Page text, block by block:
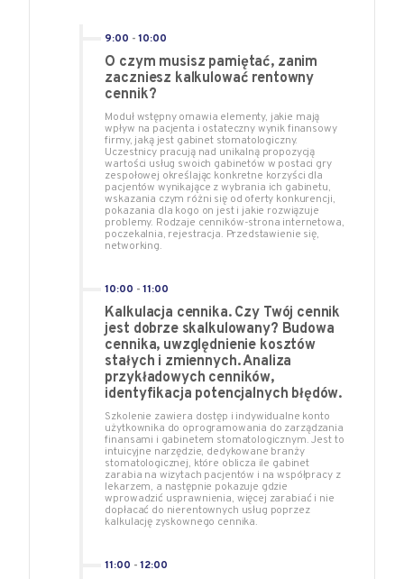
9:00 -10:00
O czym musisz pamiętać, zanim
zaczniesz kalkulować rentowny
cennik?
Moduł wstępny omawia elementy, jakie mają
wpływ na pacjenta i ostateczny wynik finansowy
firmy, jaką jest gabinet stomatologiczny.
Uczestnicy pracują nad unikalną propozycją
wartości usług swoich gabinetów w postaci gry
zespołowej określając konkretne korzyści dla
pacjentów wynikające z wybrania ich gabinetu,
wskazania czym różni się od oferty konkurencji,
pokazania dla kogo on jest i jakie rozwiązuje
problemy. Rodzaje cenników-strona internetowa,
poczekalnia, rejestracja. Przedstawienie się,
networking.
10:00 -11:00
Kalkulacja cennika. Czy Twój cennik
jest dobrze skalkulowany? Budowa
cennika, uwzględnienie kosztów
stałych i zmiennych. Analiza
przykładowych cenników,
identyfikacja potencjalnych błędów.
Szkolenie zawiera dostęp i indywidualne konto
użytkownika do oprogramowania do zarządzania
finansami i gabinetem stomatologicznym. Jest to
intuicyjne narzędzie, dedykowane branży
stomatologicznej, które oblicza ile gabinet
zarabia na wizytach pacjentów i na współpracy z
lekarzem, a następnie pokazuje gdzie
wprowadzić usprawnienia, więcej zarabiać i nie
dopłacać do nierentownych usług poprzez
kalkulację zyskownego cennika.
11:00 -12:00